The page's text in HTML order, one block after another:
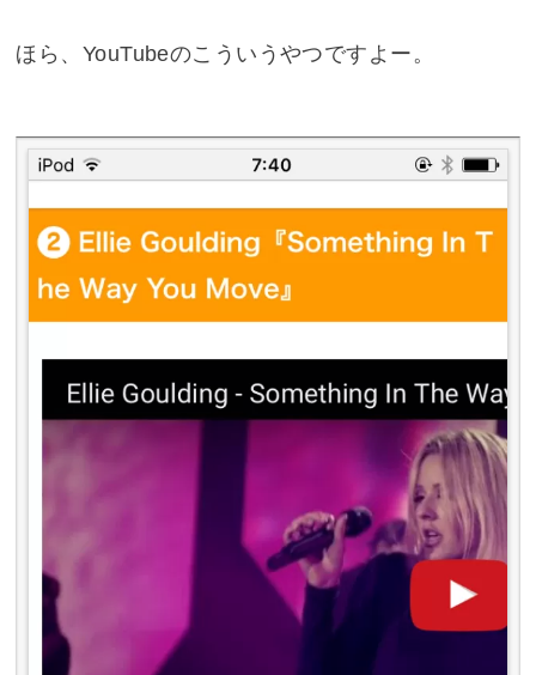
ほら、YouTubeのこういうやつですよー。